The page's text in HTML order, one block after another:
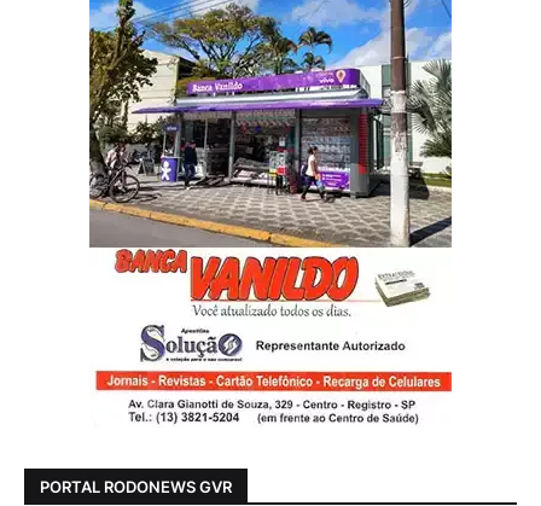
PORTAL RODONEWS GVR